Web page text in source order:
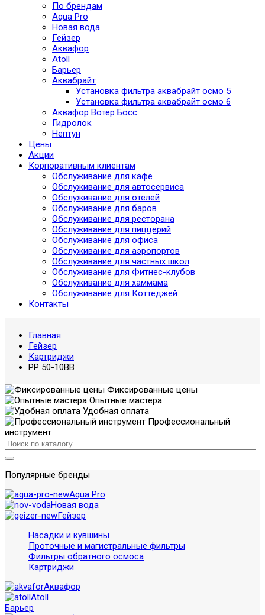
По брендам
Aqua Pro
Новая вода
Гейзер
Аквафор
Atoll
Барьер
Аквабрайт
Установка фильтра аквабрайт осмо 5
Установка фильтра аквабрайт осмо 6
Аквафор Вотер Босс
Гидролок
Нептун
Цены
Акции
Корпоративным клиентам
Обслуживание для кафе
Обслуживание для автосервиса
Обслуживание для отелей
Обслуживание для баров
Обслуживание для ресторана
Обслуживание для пиццерий
Обслуживание для офиса
Обслуживание для аэропортов
Обслуживание для частных школ
Обслуживание для Фитнес-клубов
Обслуживание для хаммама
Обслуживание для Коттеджей
Контакты
Главная
Гейзер
Картриджи
PP 50-10BB
Фиксированные цены
Опытные мастера
Удобная оплата
Профессиональный
инструмент
Популярные бренды
Aqua Pro
Новая вода
Гейзер
Насадки и кувшины
Проточные и магистральные фильтры
Фильтры обратного осмоса
Картриджи
Аквафор
Atoll
Барьер